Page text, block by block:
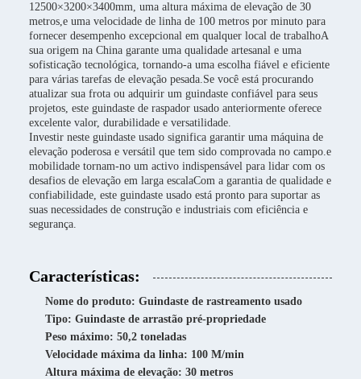
12500×3200×3400mm, uma altura máxima de elevação de 30
metros,e uma velocidade de linha de 100 metros por minuto para
fornecer desempenho excepcional em qualquer local de trabalhoA
sua origem na China garante uma qualidade artesanal e uma
sofisticação tecnológica, tornando-a uma escolha fiável e eficiente
para várias tarefas de elevação pesada.Se você está procurando
atualizar sua frota ou adquirir um guindaste confiável para seus
projetos, este guindaste de raspador usado anteriormente oferece
excelente valor, durabilidade e versatilidade.
Investir neste guindaste usado significa garantir uma máquina de
elevação poderosa e versátil que tem sido comprovada no campo.e
mobilidade tornam-no um activo indispensável para lidar com os
desafios de elevação em larga escalaCom a garantia de qualidade e
confiabilidade, este guindaste usado está pronto para suportar as
suas necessidades de construção e industriais com eficiência e
segurança.
Características:
Nome do produto: Guindaste de rastreamento usado
Tipo: Guindaste de arrastão pré-propriedade
Peso máximo: 50,2 toneladas
Velocidade máxima da linha: 100 M/min
Altura máxima de elevação: 30 metros